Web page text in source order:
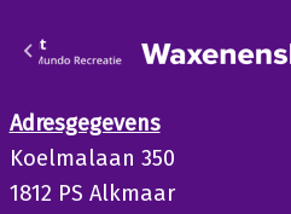
Adresgegevens
Koelmalaan 350
1812 PS Alkmaar